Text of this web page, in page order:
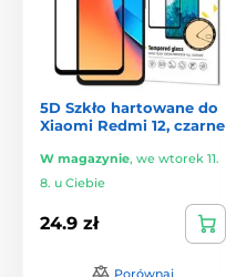
5D Szkło hartowane do
Xiaomi Redmi 12, czarne
W magazynie, we wtorek 11.
8. u Ciebie
24.9 zł
Porównaj